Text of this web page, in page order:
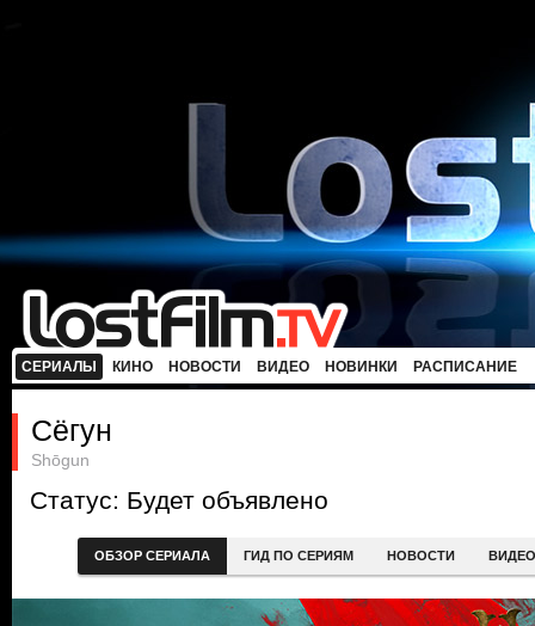
СЕРИАЛЫ КИНО НОВОСТИ ВИДЕО НОВИНКИ РАСПИСАНИЕ
Сёгун
Shōgun
Статус: Будет объявлено
ОБЗОР СЕРИАЛА ГИД ПО СЕРИЯМ НОВОСТИ ВИДЕО